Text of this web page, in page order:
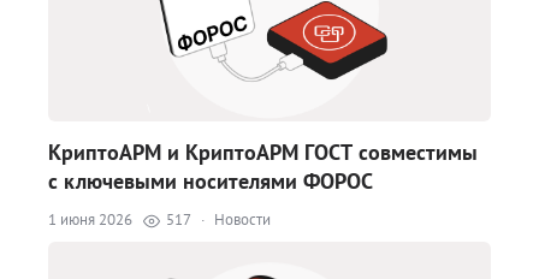
КриптоАРМ и КриптоАРМ ГОСТ совместимы
с ключевыми носителями ФОРОС
1 июня 2026 517 · Новости